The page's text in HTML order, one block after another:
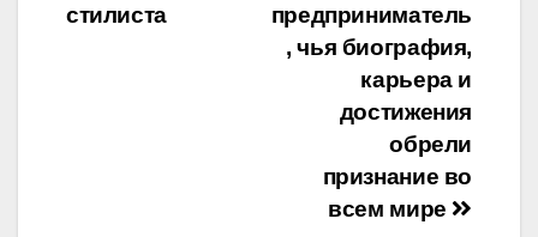
предприниматель
, чья биография,
карьера и
достижения
обрели
признание во
всем мире
стилиста